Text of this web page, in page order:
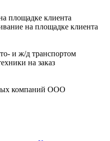
площадке клиента
на площадке клиента
и ж/д транспортом
на заказ
компаний ООО